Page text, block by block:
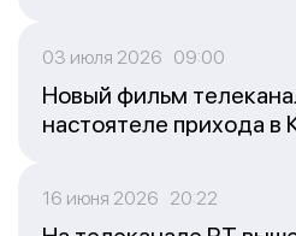
03 июля 2026 09:00
Новый фильм
настоятеле прихода
16 июня 2026 20:22